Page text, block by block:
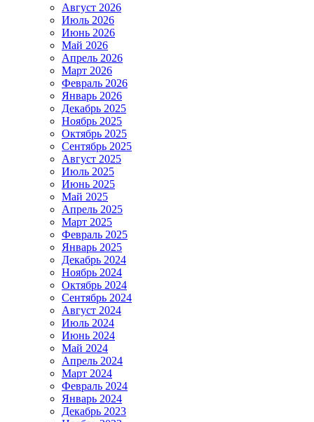
Август 2026
Июль 2026
Июнь 2026
Май 2026
Апрель 2026
Март 2026
Февраль 2026
Январь 2026
Декабрь 2025
Ноябрь 2025
Октябрь 2025
Сентябрь 2025
Август 2025
Июль 2025
Июнь 2025
Май 2025
Апрель 2025
Март 2025
Февраль 2025
Январь 2025
Декабрь 2024
Ноябрь 2024
Октябрь 2024
Сентябрь 2024
Август 2024
Июль 2024
Июнь 2024
Май 2024
Апрель 2024
Март 2024
Февраль 2024
Январь 2024
Декабрь 2023